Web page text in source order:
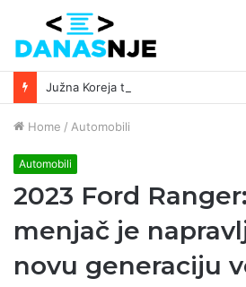
Home / Automobili
Automobili
2023 Ford
menjač je
novu generaciju